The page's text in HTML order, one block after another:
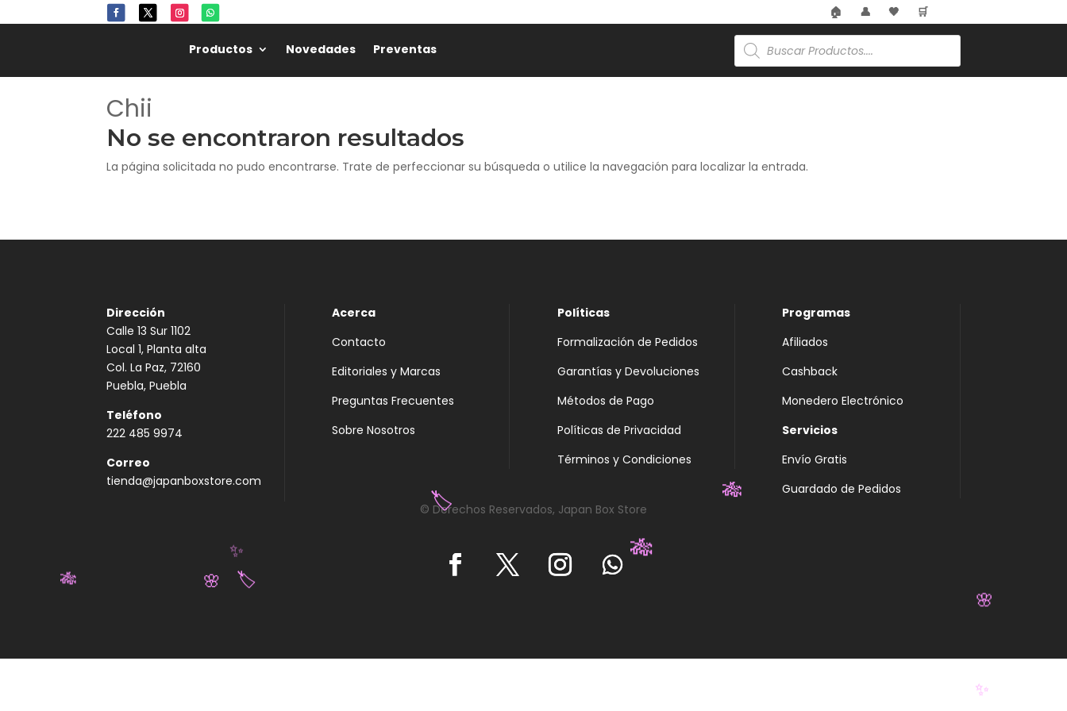
🏠 👤 🖤 🛒
Productos Novedades Preventas
Búsqueda
de
productos
Chii
No se encontraron resultados
La página solicitada no pudo encontrarse. Trate de perfeccionar su búsqueda o utilice la navegación para localizar la entrada.
Dirección
Calle 13 Sur 1102
Local 1, Planta alta
Col. La Paz, 72160
Puebla, Puebla
Teléfono
222 485 9974
Correo
tienda@japanboxstore.com
Acerca
Contacto
Editoriales y Marcas
Preguntas Frecuentes
Sobre Nosotros
Políticas
Formalización de Pedidos
Garantías y Devoluciones
Métodos de Pago
Políticas de Privacidad
Términos y Condiciones
Programas
Afiliados
Cashback
Monedero Electrónico
Servicios
Envío Gratis
Guardado de Pedidos
© Derechos Reservados, Japan Box Store
✨
🏷️